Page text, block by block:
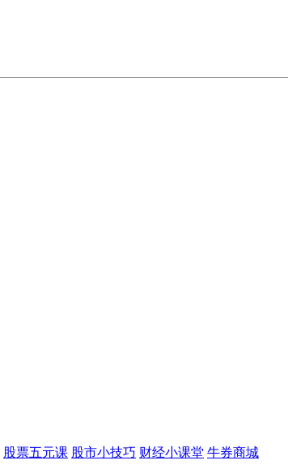
股票五元课 股市小技巧 财经小课堂 牛券商城